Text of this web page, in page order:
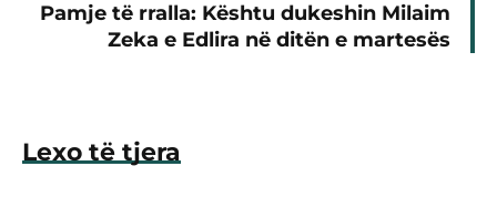
Pamje të rralla: Kështu dukeshin Milaim
Zeka e Edlira në ditën e martesës
Lexo të tjera